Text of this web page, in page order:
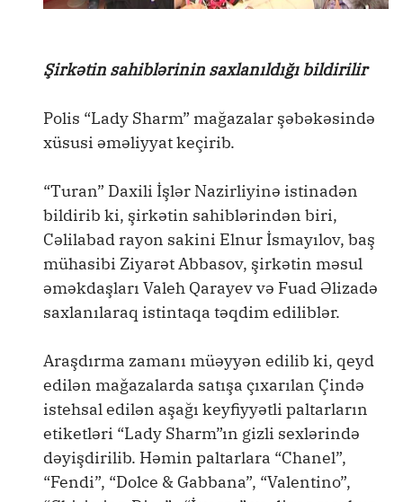
Şirkətin sahiblərinin saxlanıldığı bildirilir
Polis “Lady Sharm” mağazalar şəbəkəsində
xüsusi əməliyyat keçirib.
“Turan” Daxili İşlər Nazirliyinə istinadən
bildirib ki, şirkətin sahiblərindən biri,
Cəlilabad rayon sakini Elnur İsmayılov, baş
mühasibi Ziyarət Abbasov, şirkətin məsul
əməkdaşları Valeh Qarayev və Fuad Əlizadə
saxlanılaraq istintaqa təqdim ediliblər.
Araşdırma zamanı müəyyən edilib ki, qeyd
edilən mağazalarda satışa çıxarılan Çində
istehsal edilən aşağı keyfiyyətli paltarların
etiketləri “Lady Sharm”ın gizli sexlərində
dəyişdirilib. Həmin paltarlara “Chanel”,
“Fendi”, “Dolce & Gabbana”, “Valentino”,